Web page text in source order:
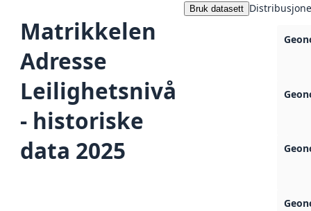
Matrikkelen
Adresse
Leilighetsnivå
- historiske
data 2025
Bruk datasett